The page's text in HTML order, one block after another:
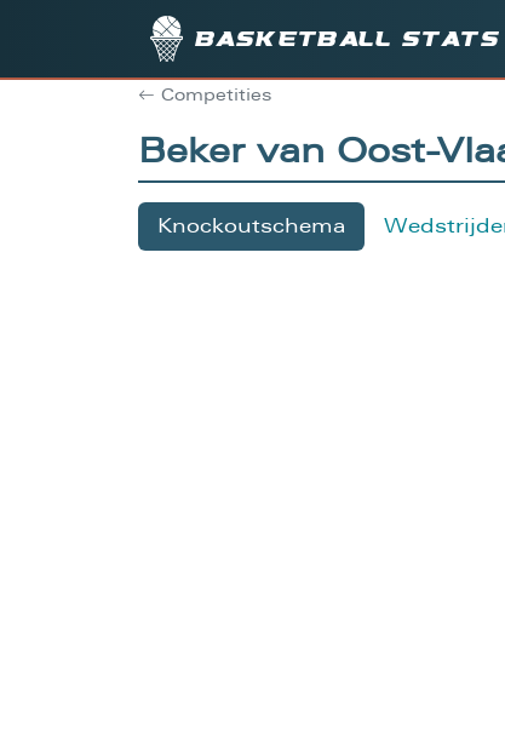
Basketball stats
Competities
Beker van Oost-
Knockoutschema